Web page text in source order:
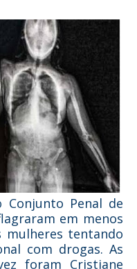
Conjunto Penal de
em menos
mulheres tentando
com drogas. As
foram Cristiane